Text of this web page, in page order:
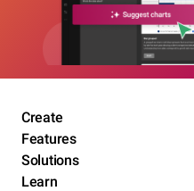
Create
Features
Solutions
Learn